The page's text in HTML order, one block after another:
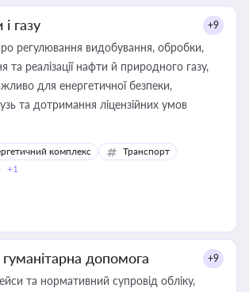
газу +9
регулювання видобування, обробки,
та реалізації нафти й природного газу,
для енергетичної безпеки,
та дотримання ліцензійних умов
комплекс
Транспорт
+1
гуманітарна допомога +9
та нормативний супровід обліку,